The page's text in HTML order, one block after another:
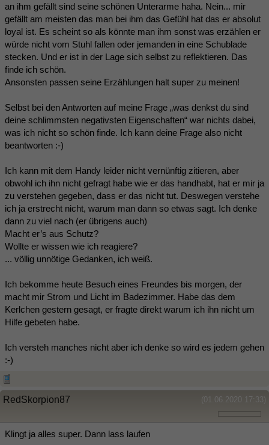
an ihm gefällt sind seine schönen Unterarme haha. Nein... mir
gefällt am meisten das man bei ihm das Gefühl hat das er absolut
loyal ist. Es scheint so als könnte man ihm sonst was erzählen er
würde nicht vom Stuhl fallen oder jemanden in eine Schublade
stecken. Und er ist in der Lage sich selbst zu reflektieren. Das
finde ich schön.
Ansonsten passen seine Erzählungen halt super zu meinen!
Selbst bei den Antworten auf meine Frage „was denkst du sind
deine schlimmsten negativsten Eigenschaften“ war nichts dabei,
was ich nicht so schön finde. Ich kann deine Frage also nicht
beantworten :-)
Ich kann mit dem Handy leider nicht vernünftig zitieren, aber
obwohl ich ihn nicht gefragt habe wie er das handhabt, hat er mir ja
zu verstehen gegeben, dass er das nicht tut. Deswegen verstehe
ich ja erstrecht nicht, warum man dann so etwas sagt. Ich denke
dann zu viel nach (er übrigens auch)
Macht er’s aus Schutz?
Wollte er wissen wie ich reagiere?
... völlig unnötige Gedanken, ich weiß.
Ich bekomme heute Besuch eines Freundes bis morgen, der
macht mir Strom und Licht im Badezimmer. Habe das dem
Kerlchen gestern gesagt, er fragte direkt warum ich ihn nicht um
Hilfe gebeten habe.
Ich versteh manches nicht aber ich denke so wird es jedem gehen
:-)
(01.06.2020 17:33)
RedSkorpion87
Klingt ja alles super. Dann lass laufen